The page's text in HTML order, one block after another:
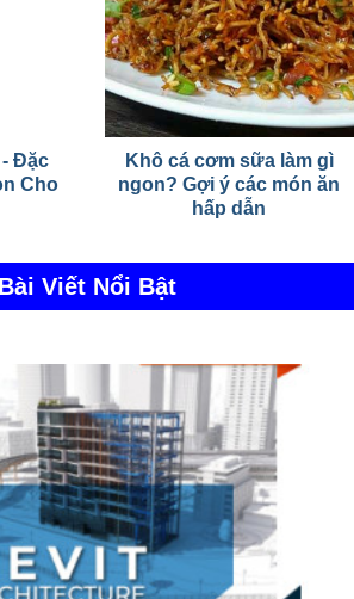
Đặc
Cho
Khô cá cơm sữa làm gì
ngon? Gợi ý các món ăn
hấp dẫn
Bài Viết Nổi Bật